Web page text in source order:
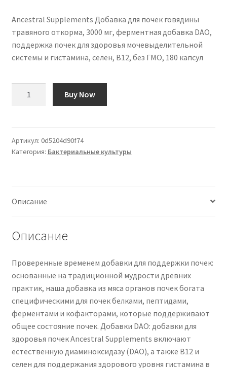
Ancestral Supplements Добавка для почек говядины
травяного откорма, 3000 мг, ферментная добавка DAO,
поддержка почек для здоровья мочевыделительной
системы и гистамина, селен, B12, без ГМО, 180 капсул
Grass
Fed
3000mg,
Supplement,
Support
for
Urinary
and
Histamine
Health,
Selenium,
B12,
Buy Now
Артикул: 0d5204d90f74
Категория: Бактериальные культуры
Описание
Описание
Проверенные временем добавки для поддержки почек:
основанные на традиционной мудрости древних
практик, наша добавка из мяса органов почек богата
специфическими для почек белками, пептидами,
ферментами и кофакторами, которые поддерживают
общее состояние почек. Добавки DAO: добавки для
здоровья почек Ancestral Supplements включают
естественную диаминоксидазу (DAO), а также B12 и
селен для поддержания здорового уровня гистамина в